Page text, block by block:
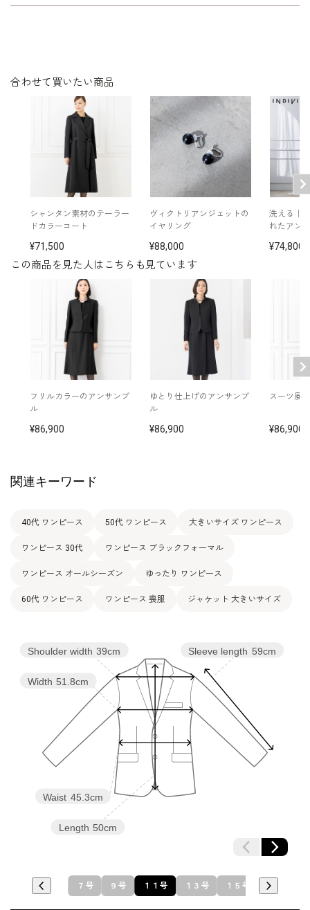
イヤリング /
ブローチ/
5653212-00
バッグ /
5624161-99
※モデル：身長167cm 9号着用
■ワンピース（単位:cm）
バスト ウエスト ヒップ 肩幅 着丈 袖丈
9号 98.0 82.5 102.5
102.0 39.0
106.0 39.5
40.5
ラ100％）
フロントオープンタイプ
この商品を見た人はこちらも見ています
フリルカラーのアンサンブ
ル
86,900
ゆとり仕上げのアンサンブ
ル
86,900
スーツ風
86,900
合わせて買いたい商品
シャンタン素材のテーラー
ドカラーコート
71,500
ヴィクトリアンジェットの
イヤリング
88,000
洗える｜
れたアン
74,800
関連キーワード
40代 ワンピース 50代 ワンピース 大きいサイズ ワンピース
ワンピース 30代 ワンピース ブラックフォーマル
ワンピース オールシーズン ゆったり ワンピース
60代 ワンピース ワンピース 喪服 ジャケット 大きいサイズ
Sleeve length 59cm
Length 50cm
Waist 45.3cm
Width 51.8cm
Shoulder width 39cm
７号 ９号 １１号 １３号 １５号 １７号